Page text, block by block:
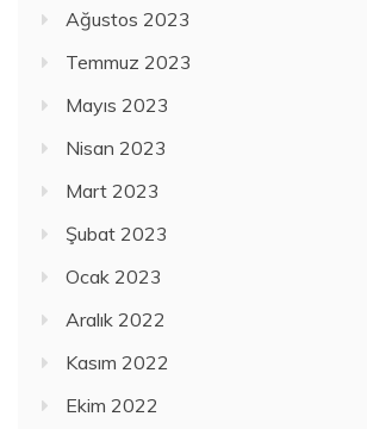
Ağustos 2023
Temmuz 2023
Mayıs 2023
Nisan 2023
Mart 2023
Şubat 2023
Ocak 2023
Aralık 2022
Kasım 2022
Ekim 2022